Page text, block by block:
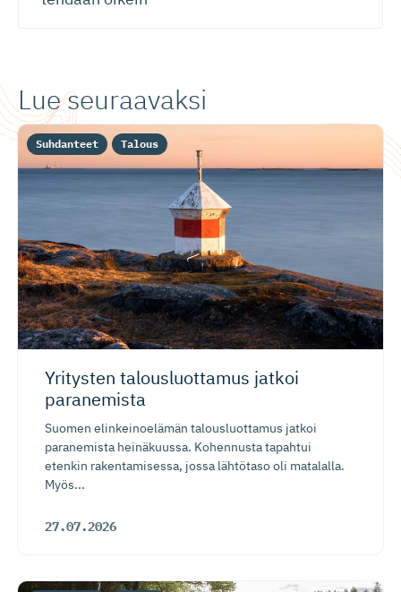
Lue seuraavaksi
Yritysten talousluottamus jatkoi
paranemista
Suomen elinkeinoelämän talousluottamus jatkoi
paranemista heinäkuussa. Kohennusta tapahtui
etenkin rakentamisessa, jossa lähtötaso oli matalalla.
Myös...
27.07.2026
Suhdanteet Talous